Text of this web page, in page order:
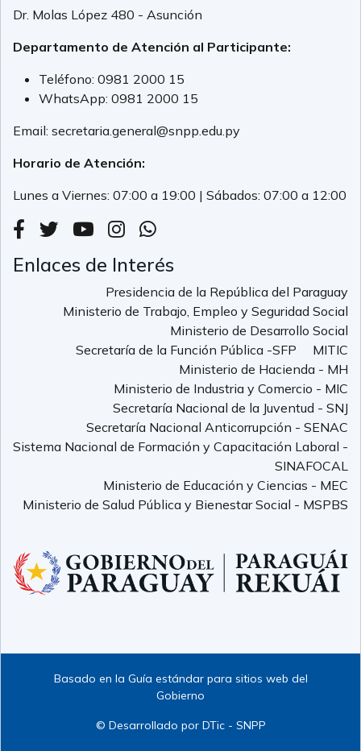
Dr. Molas López 480 - Asunción
Departamento de Atención al Participante:
Teléfono: 0981 2000 15
WhatsApp: 0981 2000 15
Email: secretaria.general@snpp.edu.py
Horario de Atención:
Lunes a Viernes: 07:00 a 19:00 | Sábados: 07:00 a 12:00
Enlaces de Interés
Presidencia de la República del Paraguay
Ministerio de Trabajo, Empleo y Seguridad Social
Ministerio de Desarrollo Social
Secretaría de la Función Pública -SFP
MITIC
Ministerio de Hacienda - MH
Ministerio de Industria y Comercio - MIC
Secretaría Nacional de la Juventud - SNJ
Secretaría Nacional Anticorrupción - SENAC
Sistema Nacional de Formación y Capacitación Laboral -
SINAFOCAL
Ministerio de Educación y Ciencias - MEC
Ministerio de Salud Pública y Bienestar Social - MSPBS
Basado en la Guía estándar para sitios web del
Gobierno
© Desarrollado por DTic - SNPP